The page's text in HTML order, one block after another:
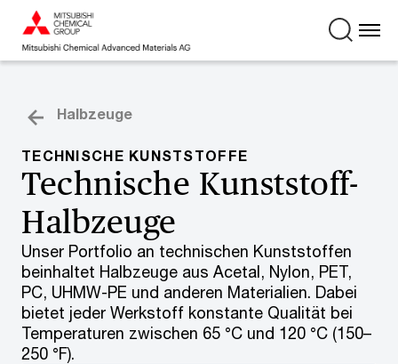
Halbzeuge
TECHNISCHE KUNSTSTOFFE
Technische Kunststoff-
Halbzeuge
Unser Portfolio an technischen Kunststoffen
beinhaltet Halbzeuge aus Acetal, Nylon, PET,
PC, UHMW-PE und anderen Materialien. Dabei
bietet jeder Werkstoff konstante Qualität bei
Temperaturen zwischen 65 °C und 120 °C (150–
250 °F).